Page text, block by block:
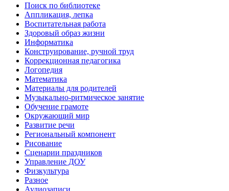
Поиск по библиотеке
Аппликация, лепка
Воспитательная работа
Здоровый образ жизни
Информатика
Конструирование, ручной труд
Коррекционная педагогика
Логопедия
Математика
Материалы для родителей
Музыкально-ритмическое занятие
Обучение грамоте
Окружающий мир
Развитие речи
Региональный компонент
Рисование
Сценарии праздников
Управление ДОУ
Физкультура
Разное
Аудиозаписи